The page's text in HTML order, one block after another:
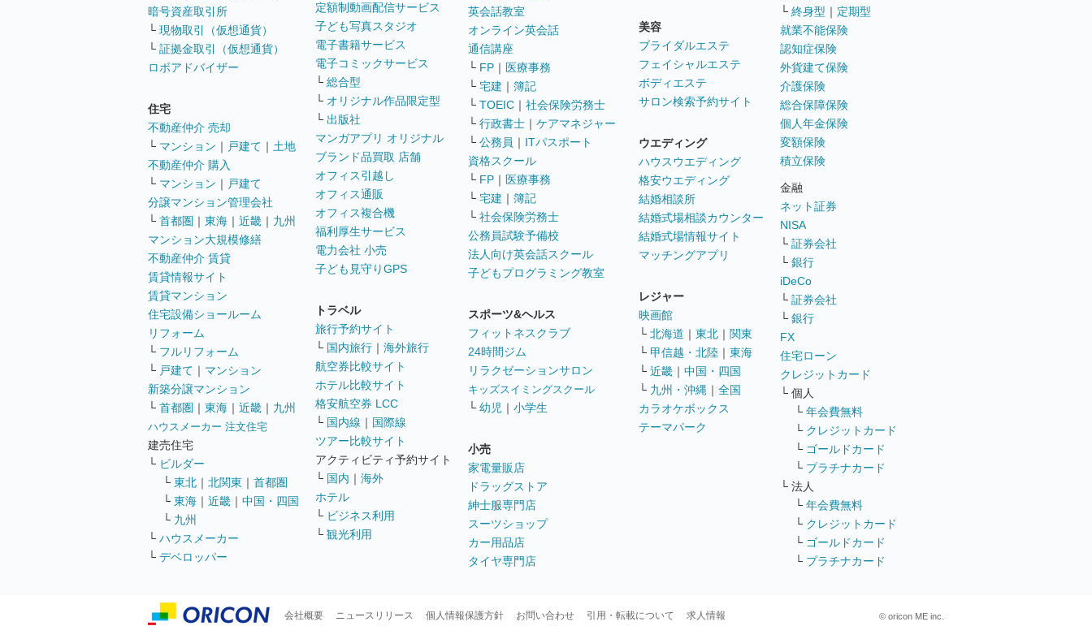
暗号資産取引所
└ 現物取引（仮想通貨）
└ 証拠金取引（仮想通貨）
ロボアドバイザー
住宅
不動産仲介 売却
└ マンション ｜ 戸建て ｜ 土地
不動産仲介 購入
└ マンション ｜ 戸建て
分譲マンション管理会社
└ 首都圏 ｜ 東海 ｜ 近畿 ｜ 九州
マンション大規模修繕
不動産仲介 賃貸
賃貸情報サイト
賃貸マンション
住宅設備ショールーム
リフォーム
└ フルリフォーム
└ 戸建て ｜ マンション
新築分譲マンション
└ 首都圏 ｜ 東海 ｜ 近畿 ｜ 九州
ハウスメーカー 注文住宅
建売住宅
└ ビルダー
└ 東北 ｜ 北関東 ｜ 首都圏
└ 東海 ｜ 近畿 ｜ 中国・四国
└ 九州
└ ハウスメーカー
└ デベロッパー
定額制動画配信サービス
子ども写真スタジオ
電子書籍サービス
電子コミックサービス
└ 総合型
└ オリジナル作品限定型
└ 出版社
マンガアプリ オリジナル
ブランド品買取 店舗
オフィス引越し
オフィス通販
オフィス複合機
福利厚生サービス
電力会社 小売
子ども見守りGPS
トラベル
旅行予約サイト
└ 国内旅行 ｜ 海外旅行
航空券比較サイト
ホテル比較サイト
格安航空券 LCC
└ 国内線 ｜ 国際線
ツアー比較サイト
アクティビティ予約サイト
└ 国内 ｜ 海外
ホテル
└ ビジネス利用
└ 観光利用
英会話教室
オンライン英会話
通信講座
└ FP ｜ 医療事務
└ 宅建 ｜ 簿記
└ TOEIC ｜ 社会保険労務士
└ 行政書士 ｜ ケアマネジャー
└ 公務員 ｜ ITパスポート
資格スクール
└ FP ｜ 医療事務
└ 宅建 ｜ 簿記
└ 社会保険労務士
公務員試験予備校
法人向け英会話スクール
子どもプログラミング教室
スポーツ&ヘルス
フィットネスクラブ
24時間ジム
リラクゼーションサロン
キッズスイミングスクール
└ 幼児 ｜ 小学生
小売
家電量販店
ドラッグストア
紳士服専門店
スーツショップ
カー用品店
タイヤ専門店
美容
ブライダルエステ
フェイシャルエステ
ボディエステ
サロン検索予約サイト
ウエディング
ハウスウエディング
格安ウエディング
結婚相談所
結婚式場相談カウンター
結婚式場情報サイト
マッチングアプリ
レジャー
映画館
└ 北海道 ｜ 東北 ｜ 関東
└ 甲信越・北陸 ｜ 東海
└ 近畿 ｜ 中国・四国
└ 九州・沖縄 ｜ 全国
カラオケボックス
テーマパーク
└ 終身型 ｜ 定期型
就業不能保険
認知症保険
外貨建て保険
介護保険
総合保障保険
個人年金保険
変額保険
積立保険
金融
ネット証券
NISA
└ 証券会社
└ 銀行
iDeCo
└ 証券会社
└ 銀行
FX
住宅ローン
クレジットカード
└ 個人
└ 年会費無料
└ クレジットカード
└ ゴールドカード
└ プラチナカード
└ 法人
└ 年会費無料
└ クレジットカード
└ ゴールドカード
└ プラチナカード
会社概要 ニュースリリース 個人情報保護方針 お問い合わせ 引用・転載について 求人情報 © oricon ME inc.